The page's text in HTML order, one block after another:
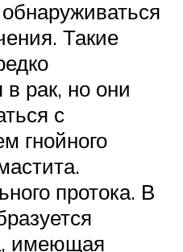
Такие
рак, но они
с
гнойного
протока. В
имеющая